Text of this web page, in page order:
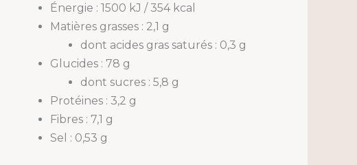
Énergie : 1500 kJ / 354 kcal
Matières grasses : 2,1 g
dont acides gras saturés : 0,3 g
Glucides : 78 g
dont sucres : 5,8 g
Protéines : 3,2 g
Fibres : 7,1 g
Sel : 0,53 g